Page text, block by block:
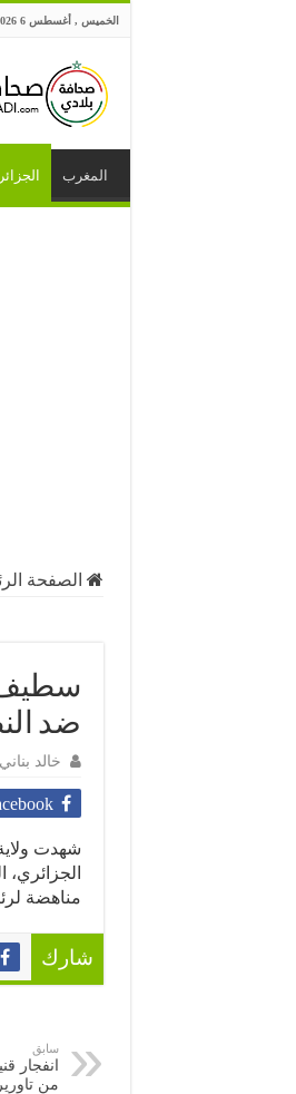
الخميس , أغسطس 6 2026
المغرب الجزائر
الصفحة
سطيف
ضد
خالد بناني
مناهضة
شارك
سابق
انفجار
من